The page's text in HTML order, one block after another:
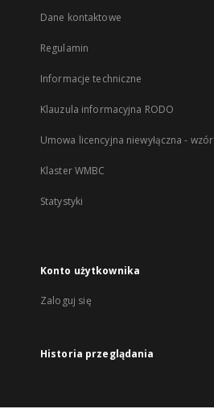
Dane kontaktowe
Regulamin
Informacje techniczne
Klauzula informacyjna RODO
Umowa licencyjna niewyłączna - wzór
Klaster WMBC
Statystyki
Konto użytkownika
Zaloguj się
Historia przeglądania